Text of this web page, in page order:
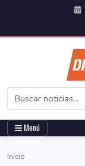
Menú
Inicio